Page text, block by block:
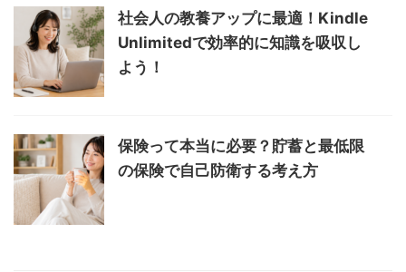
社会人の教養アップに最適！Kindle
Unlimitedで効率的に知識を吸収し
よう！
保険って本当に必要？貯蓄と最低限
の保険で自己防衛する考え方